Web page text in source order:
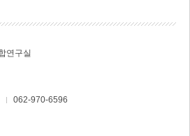
연구실
062-970-6596